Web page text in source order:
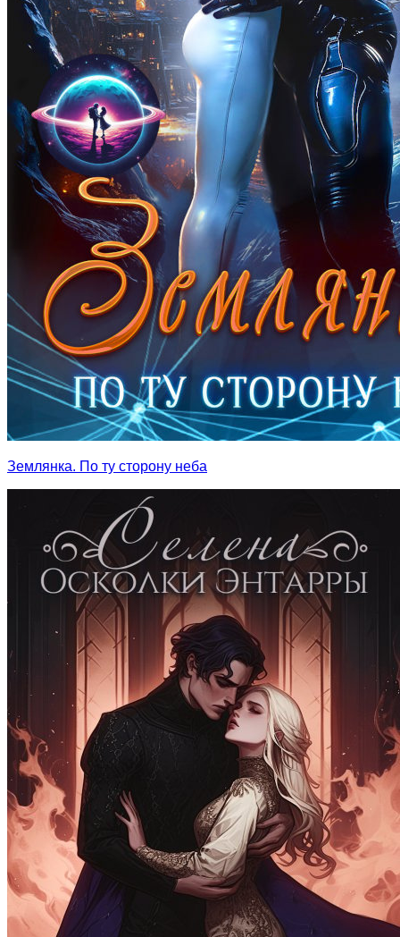
Землянка. По ту сторону неба